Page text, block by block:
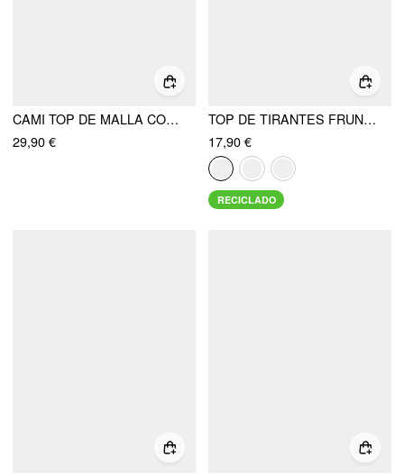
CAMI TOP DE MALLA CON ESCOTE EN V, ENCAJE FLORAL Y LAZO
29,90 €
TOP DE TIRANTES FRUNCIDO CON ESCOTE EN V
17,90 €
RECICLADO